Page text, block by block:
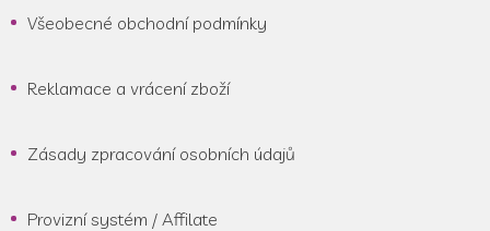
Všeobecné obchodní podmínky
Reklamace a vrácení zboží
Zásady zpracování osobních údajů
Provizní systém / Affilate